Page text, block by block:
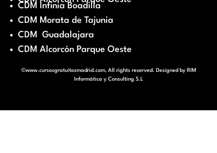
CDM Infinia Boadilla
CDM Morata de Tajunia
CDM Guadalajara
CDM Alcorcón Parque Oeste
©www.cursosgratuitosmadrid.com, All rights reserved. Designed by RIM
Informática y Consulting S.L